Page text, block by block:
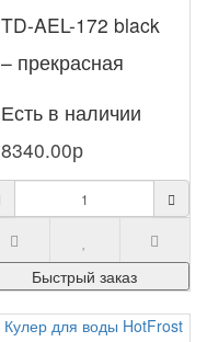
TD-AEL-172 black
– прекрасная
кулера с
утонченным
дизайнерским
подходом. При
перв..
Есть в наличии
8340.00р
Быстрый заказ